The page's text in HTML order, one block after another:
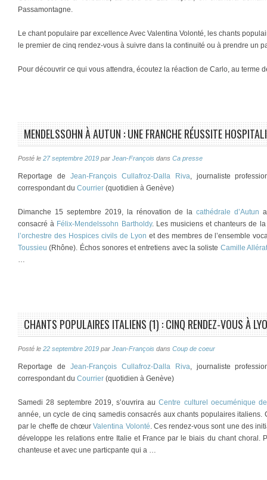
Passamontagne.
Le chant populaire par excellence Avec Valentina Volonté, les chants
le premier de cinq rendez-vous à suivre dans la continuité ou à prendre un
Pour découvrir ce qui vous attendra, écoutez la réaction de Carlo, au terme
MENDELSSOHN À AUTUN : UNE FRANCHE RÉUSSITE
Posté le 27 septembre 2019 par Jean-François dans Ca presse
Reportage de Jean-François Cullafroz-Dalla Riva , journaliste
correspondant du Courrier (quotidien à Genève)
Dimanche 15 septembre 2019, la rénovation de la cathédrale d’Autun
consacré à Félix-Mendelssohn Bartholdy. Les musiciens et chanteurs de
l’orchestre des Hospices civils de Lyon et des membres de l’ensemble
Toussieu(Rhône). Échos sonores et entretiens avec la soliste Camille Allérat
CHANTS POPULAIRES ITALIENS (1) : CINQ RENDEZ-VOUS À
Posté le 22 septembre 2019 par Jean-François dans Coup de coeur
Reportage de Jean-François Cullafroz-Dalla Riva , journaliste
correspondant du Courrier (quotidien à Genève)
Samedi 28 septembre 2019, s’ouvrira auCentre culturel oecuménique
année, un cycle de cinq samedis consacrés aux chants populaires italiens.
par le cheffe de chœurValentina Volonté . Ces rendez-vous sont une des
développe les relations entre Italie et France par le biais du chant choral.
chanteuse et avec une particpante qui a …